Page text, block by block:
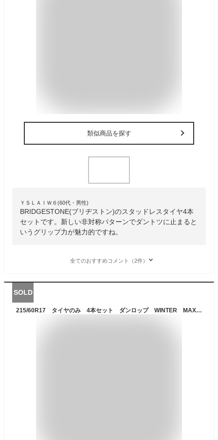
類似商品を探す
ＹＳＬＡＩＷ６(60代・男性)
BRIDGESTONE(ブリヂストン)のスタッドレスタイヤ4本
セットです。新しい非対称パターンでダントツに止まると
いうグリップ力が魅力的ですね。
全てのおすすめコメント（2件）
SOLD
215/60R17 タイヤのみ 4本セット ダンロップ WINTER MAXX02 冬用タイヤ17インチ 長持ち スタッドレス 送料込み価格